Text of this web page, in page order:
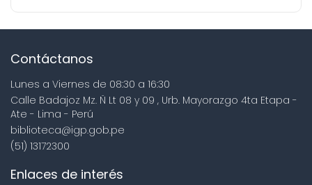
Contáctanos
Lunes a Viernes de 08:30 a 16:30
Calle Badajoz Mz. Ñ Lt 08 y 09 , Urb. Mayorazgo 4ta Etapa -
Ate - Lima - Perú
biblioteca@igp.gob.pe
(51) 13172300
Enlaces de interés